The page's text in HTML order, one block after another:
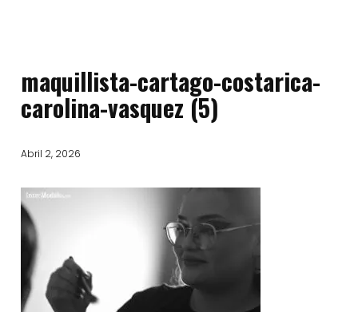
maquillista-cartago-costarica-
carolina-vasquez (5)
Abril 2, 2026